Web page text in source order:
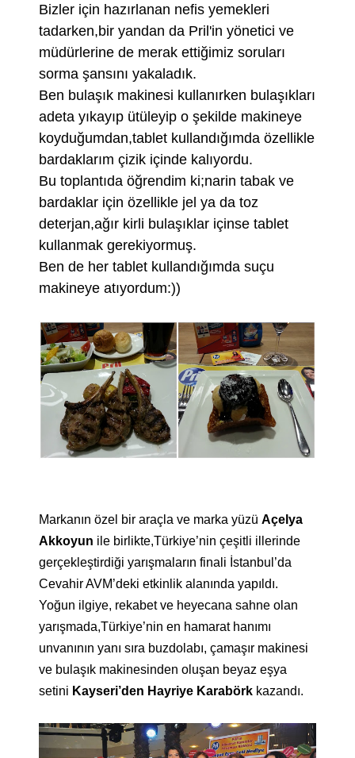
Bizler için hazırlanan nefis yemekleri
tadarken,bir yandan da Pril'in yönetici ve
müdürlerine de merak ettiğimiz soruları
sorma şansını yakaladık.
Ben bulaşık makinesi kullanırken bulaşıkları
adeta yıkayıp ütüleyip o şekilde makineye
koyduğumdan,tablet kullandığımda özellikle
bardaklarım çizik içinde kalıyordu.
Bu toplantıda öğrendim ki;narin tabak ve
bardaklar için özellikle jel ya da toz
deterjan,ağır kirli bulaşıklar içinse tablet
kullanmak gerekiyormuş.
Ben de her tablet kullandığımda suçu
makineye atıyordum:))
Markanın özel bir araçla ve marka yüzü Açelya
Akkoyun ile birlikte,Türkiye’nin çeşitli illerinde
gerçekleştirdiği yarışmaların finali İstanbul’da
Cevahir AVM’deki etkinlik alanında yapıldı.
Yoğun ilgiye, rekabet ve heyecana sahne olan
yarışmada,Türkiye’nin en hamarat hanımı
unvanının yanı sıra buzdolabı, çamaşır makinesi
ve bulaşık makinesinden oluşan beyaz eşya
setini Kayseri’den Hayriye Karabörk kazandı.